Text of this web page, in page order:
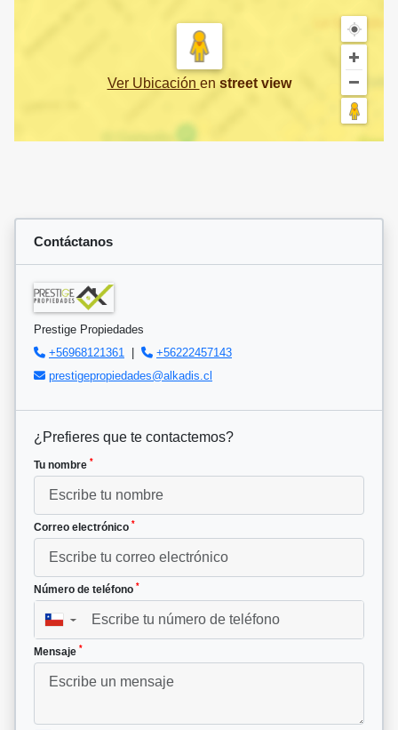
Ver Ubicación en street view
Contáctanos
Prestige Propiedades
+56968121361
|
+56222457143
prestigepropiedades@alkadis.cl
¿Prefieres que te contactemos?
Tu nombre *
Correo electrónico *
Número de teléfono *
▼
Mensaje *